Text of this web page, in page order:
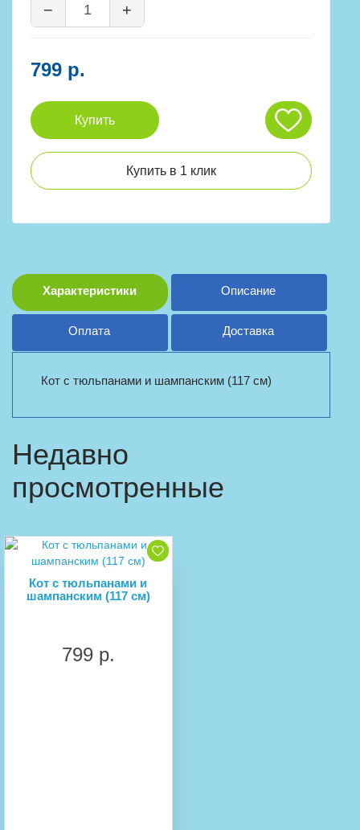
− +
799 р.
Купить
Купить в 1 клик
Характеристики Описание
Оплата Доставка
Кот с тюльпанами и шампанским (117 см)
Недавно
просмотренные
Кот с тюльпанами и
шампанским (117 см)
799 р.